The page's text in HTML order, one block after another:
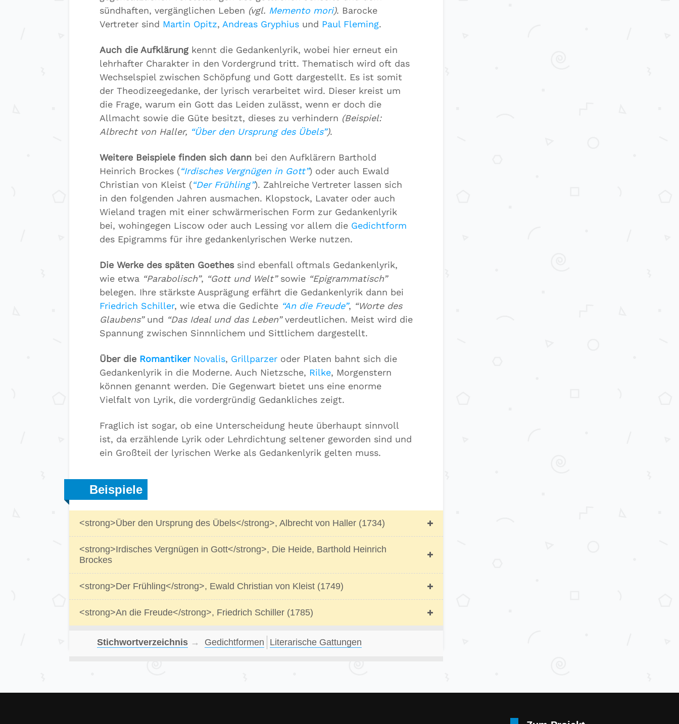
sündhaften, vergänglichen Leben (vgl. Memento mori). Barocke
Vertreter sind Martin Opitz, Andreas Gryphius und Paul Fleming.
Auch die Aufklärungkennt die Gedankenlyrik, wobei hier erneut ein
lehrhafter Charakter in den Vordergrund tritt. Thematisch wird oft das
Wechselspiel zwischen Schöpfung und Gott dargestellt. Es ist somit
der Theodizeegedanke, der lyrisch verarbeitet wird. Dieser kreist um
die Frage, warum ein Gott das Leiden zulässt, wenn er doch die
Allmacht sowie die Güte besitzt, dieses zu verhindern (Beispiel:
Albrecht von Haller, “Über den Ursprung des Übels”).
Weitere Beispiele finden sich dann bei den Aufklärern Barthold
Heinrich Brockes (“Irdisches Vergnügen in Gott”) oder auch Ewald
Christian von Kleist (“Der Frühling”). Zahlreiche Vertreter lassen sich
in den folgenden Jahren ausmachen. Klopstock, Lavater oder auch
Wieland tragen mit einer schwärmerischen Form zur Gedankenlyrik
bei, wohingegen Liscow oder auch Lessing vor allem die Gedichtform
des Epigramms für ihre gedankenlyrischen Werke nutzen.
Die Werke des späten Goethessind ebenfall oftmals Gedankenlyrik,
wie etwa “Parabolisch”, “Gott und Welt”sowie “Epigrammatisch”
belegen. Ihre stärkste Ausprägung erfährt die Gedankenlyrik dann bei
Friedrich Schiller, wie etwa die Gedichte “An die Freude”, “Worte des
Glaubens”und “Das Ideal und das Leben”verdeutlichen. Meist wird die
Spannung zwischen Sinnnlichem und Sittlichem dargestellt.
Über die Romantiker Novalis, Grillparzer oder Platen bahnt sich die
Gedankenlyrik in die Moderne. Auch Nietzsche, Rilke, Morgenstern
können genannt werden. Die Gegenwart bietet uns eine enorme
Vielfalt von Lyrik, die vordergründig Gedankliches zeigt.
Fraglich ist sogar, ob eine Unterscheidung heute überhaupt sinnvoll
ist, da erzählende Lyrik oder Lehrdichtung seltener geworden sind und
ein Großteil der lyrischen Werke als Gedankenlyrik gelten muss.
Beispiele
<strong>Über den Ursprung des Übels</strong>, Albrecht von Haller (1734)
<strong>Irdisches Vergnügen in Gott</strong>, Die Heide, Barthold Heinrich
Brockes
<strong>Der Frühling</strong>, Ewald Christian von Kleist (1749)
<strong>An die Freude</strong>, Friedrich Schiller (1785)
Stichwortverzeichnis → Gedichtformen Literarische Gattungen